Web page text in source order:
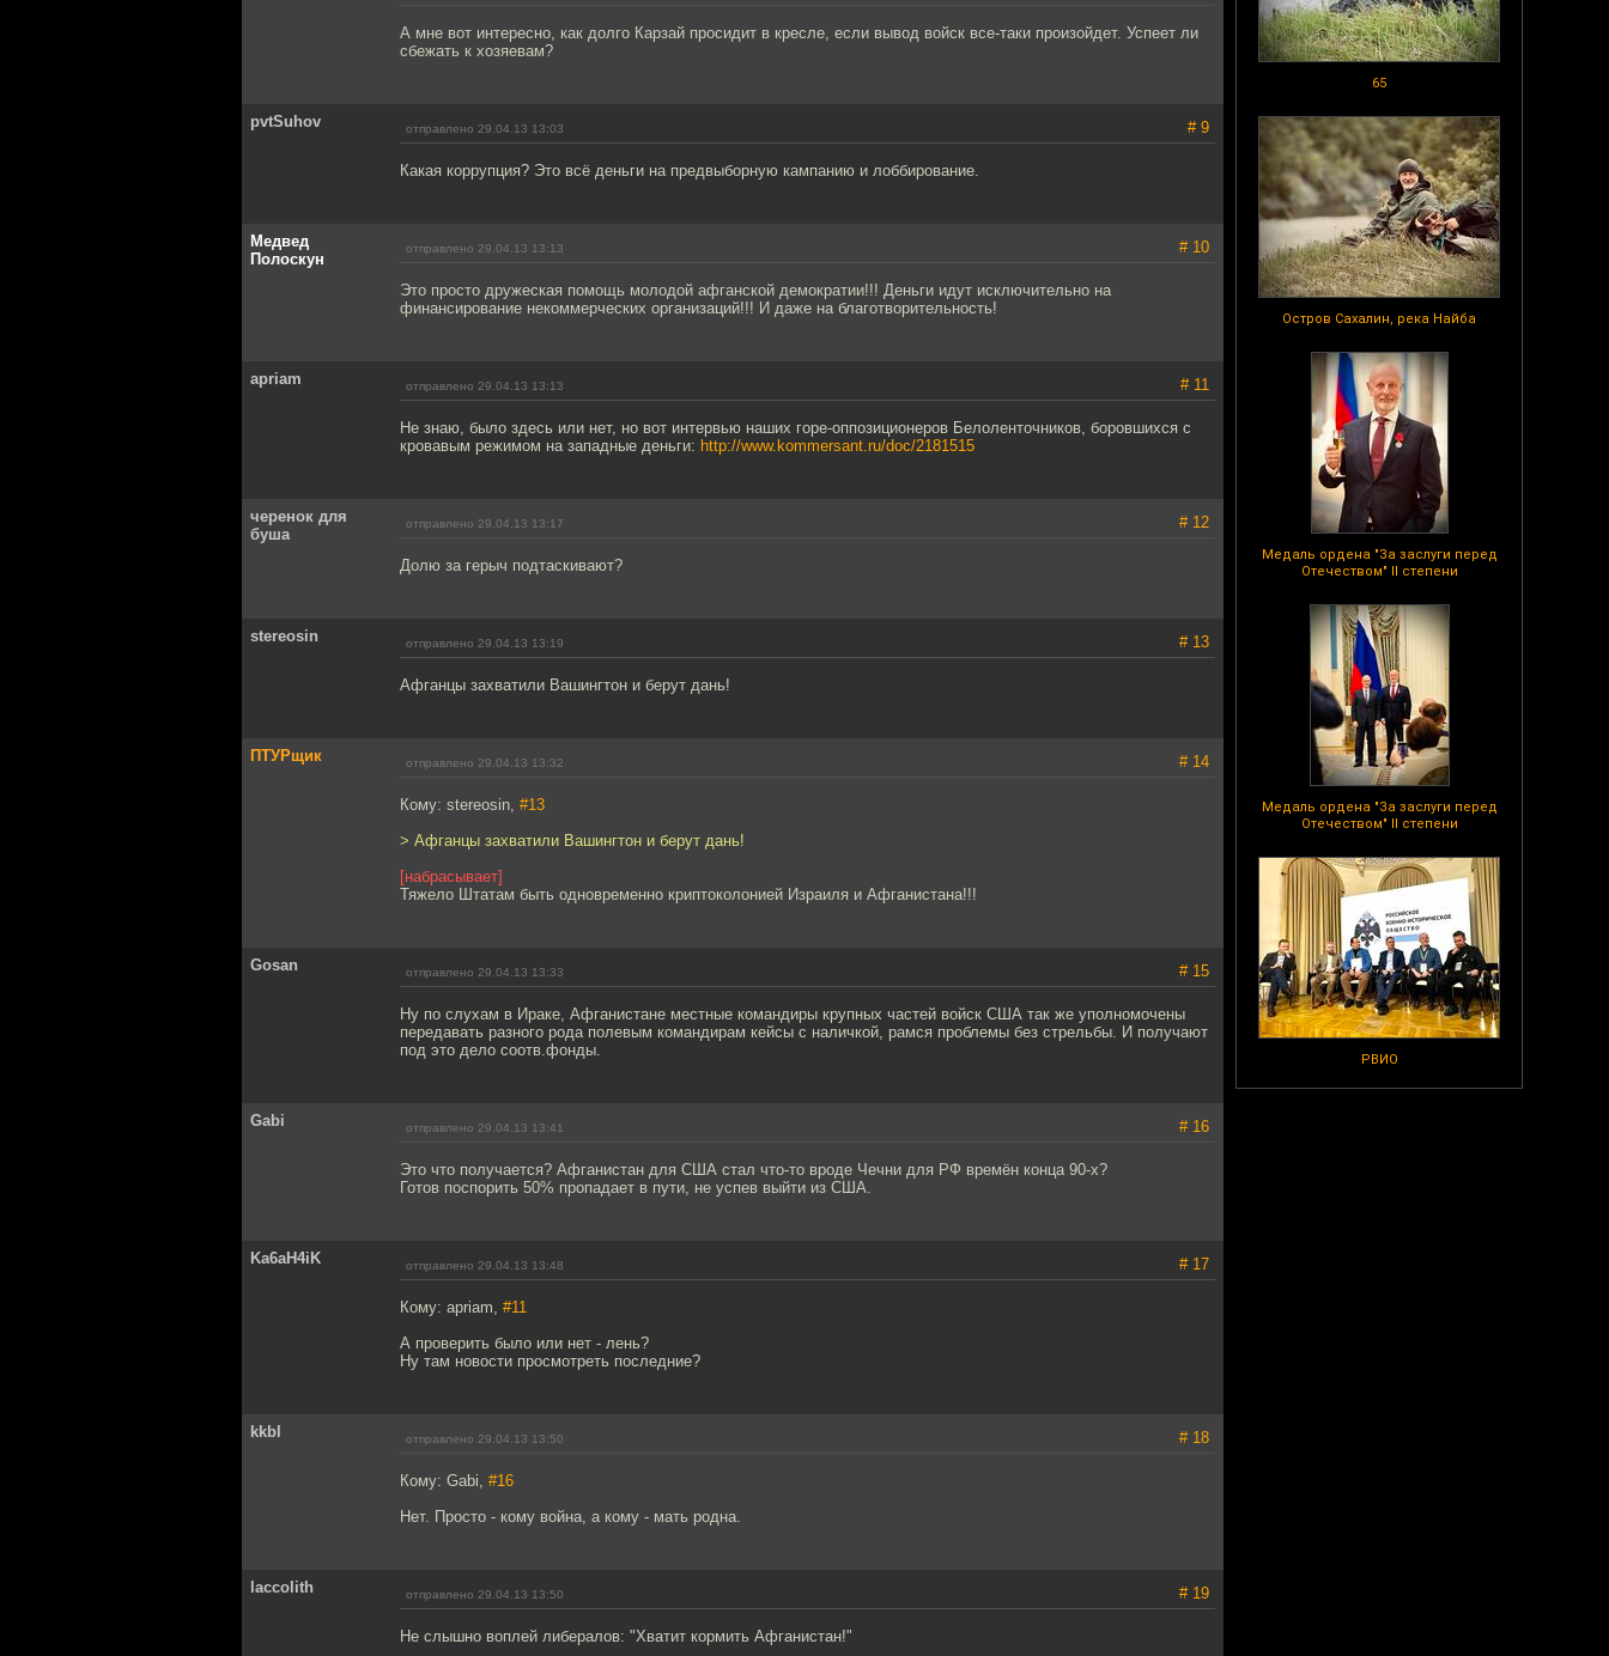
65
Остров Сахалин, река Найба
Медаль ордена "За заслуги перед
Отечеством" II степени
Медаль ордена "За заслуги перед
Отечеством" II степени
РВИО
А мне вот интересно, как долго Карзай просидит в кресле, если вывод войск все-таки произойдет. Успеет ли
сбежать к хозяевам?
pvtSuhov отправлено 29.04.13 13:03 # 9
Какая коррупция? Это всё деньги на предвыборную кампанию и лоббирование.
Медвед
Полоскун
отправлено 29.04.13 13:13 # 10
Это просто дружеская помощь молодой афганской демократии!!! Деньги идут исключительно на
финансирование некоммерческих организаций!!! И даже на благотворительность!
apriam отправлено 29.04.13 13:13 # 11
Не знаю, было здесь или нет, но вот интервью наших горе-оппозиционеров Белоленточников, боровшихся с
кровавым режимом на западные деньги: http://www.kommersant.ru/doc/2181515
черенок для
буша
отправлено 29.04.13 13:17 # 12
Долю за герыч подтаскивают?
stereosin отправлено 29.04.13 13:19 # 13
Афганцы захватили Вашингтон и берут дань!
ПТУРщик отправлено 29.04.13 13:32 # 14
Кому: stereosin, #13
> Афганцы захватили Вашингтон и берут дань!
[набрасывает]
Тяжело Штатам быть одновременно криптоколонией Израиля и Афганистана!!!
Gosan отправлено 29.04.13 13:33 # 15
Ну по слухам в Ираке, Афганистане местные командиры крупных частей войск США так же уполномочены
передавать разного рода полевым командирам кейсы с наличкой, рамся проблемы без стрельбы. И получают
под это дело соотв.фонды.
Gabi отправлено 29.04.13 13:41 # 16
Это что получается? Афганистан для США стал что-то вроде Чечни для РФ времён конца 90-х?
Готов поспорить 50% пропадает в пути, не успев выйти из США.
Ka6aH4iK отправлено 29.04.13 13:48 # 17
Кому: apriam, #11
А проверить было или нет - лень?
Ну там новости просмотреть последние?
kkbl отправлено 29.04.13 13:50 # 18
Кому: Gabi, #16
Нет. Просто - кому война, а кому - мать родна.
laccolith отправлено 29.04.13 13:50 # 19
Не слышно воплей либералов: "Хватит кормить Афганистан!"